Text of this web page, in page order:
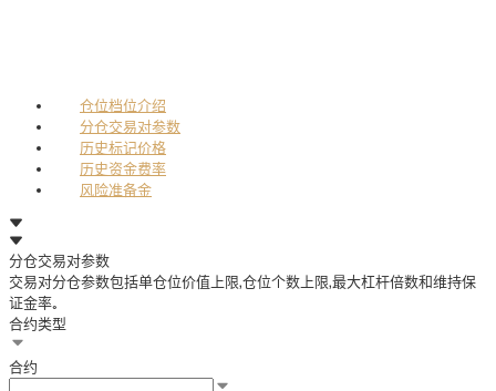
仓位档位介绍
分仓交易对参数
历史标记价格
历史资金费率
风险准备金
分仓交易对参数
交易对分仓参数包括单仓位价值上限，仓位个数上限，最大杠杆倍数和维持保
证金率。
合约类型
合约